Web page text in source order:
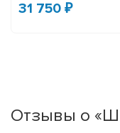
31 750 ₽
Отзывы о